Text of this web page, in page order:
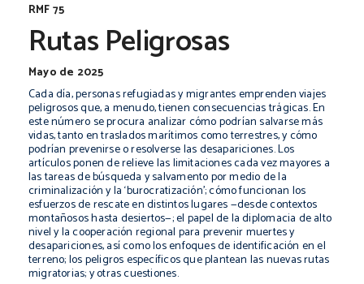
RMF 75
Rutas Peligrosas
Mayo de 2025
Cada día, personas refugiadas y migrantes emprenden viajes
peligrosos que, a menudo, tienen consecuencias trágicas. En
este número se procura analizar cómo podrían salvarse más
vidas, tanto en traslados marítimos como terrestres, y cómo
podrían prevenirse o resolverse las desapariciones. Los
artículos ponen de relieve las limitaciones cada vez mayores a
las tareas de búsqueda y salvamento por medio de la
criminalización y la ‘burocratización’; cómo funcionan los
esfuerzos de rescate en distintos lugares —desde contextos
montañosos hasta desiertos—; el papel de la diplomacia de alto
nivel y la cooperación regional para prevenir muertes y
desapariciones, así como los enfoques de identificación en el
terreno; los peligros específicos que plantean las nuevas rutas
migratorias; y otras cuestiones.